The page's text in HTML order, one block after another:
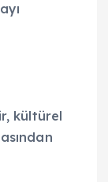
kültürel